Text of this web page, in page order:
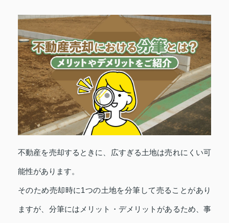
不動産を売却するときに、広すぎる土地は売れにくい可
能性があります。
そのため売却時に1つの土地を分筆して売ることがあり
ますが、分筆にはメリット・デメリットがあるため、事